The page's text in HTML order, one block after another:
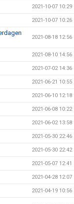
2021-10-07 10:29
2021-10-07 10:26
2021-08-18 12:56
2021-08-10 14:56
2021-07-02 14:36
2021-06-21 10:55
2021-06-10 12:18
2021-06-08 10:22
2021-06-02 13:58
2021-05-30 22:46
2021-05-30 22:42
2021-05-07 12:41
2021-04-28 12:07
2021-04-19 10:56